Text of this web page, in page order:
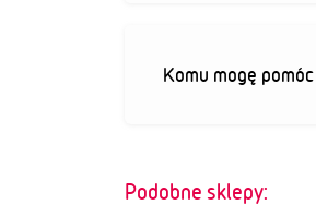
Komu mogę
Podobne sklepy: